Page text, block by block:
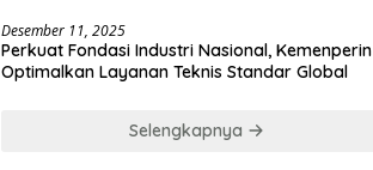
Desember 11, 2025
Perkuat Fondasi Industri Nasional, Kemenperin
Optimalkan Layanan Teknis Standar Global
Selengkapnya